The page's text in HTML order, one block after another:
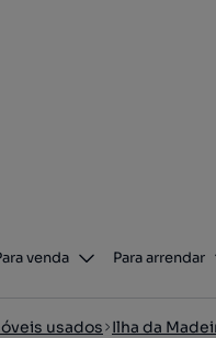
venda Para arrendar
usados Ilha da